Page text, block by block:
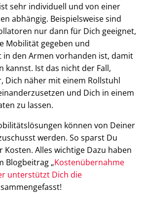
sehr individuell und von einer
abhängig. Beispielsweise sind
nur dann für Dich geeignet,
Mobilität gegeben und
in den Armen vorhanden ist, damit
kannst. Ist das nicht der Fall,
Dich näher mit einem Rollstuhl
und Dich in einem
zu lassen.
können von Deiner
werden. So sparst Du
Kosten. Alles wichtige Dazu haben
Blogbeitrag „Kostenübernahme
unterstützt Dich die